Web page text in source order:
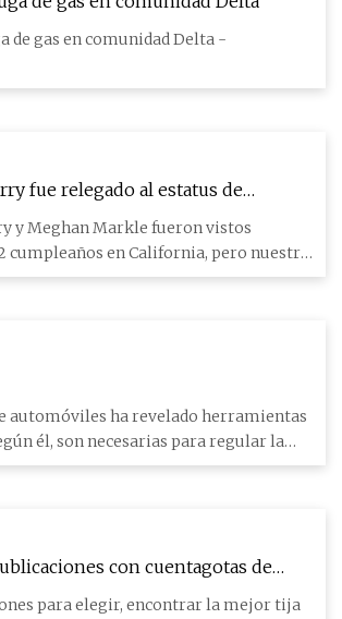
de gas en comunidad Delta -
fue relegado al estatus de
noche de Meghan, dice un
y Meghan Markle fueron vistos
cumpleaños en California, pero nuestro
automóviles ha revelado herramientas
él, son necesarias para regular la
con cuentagotas de
para elegir, encontrar la mejor tija